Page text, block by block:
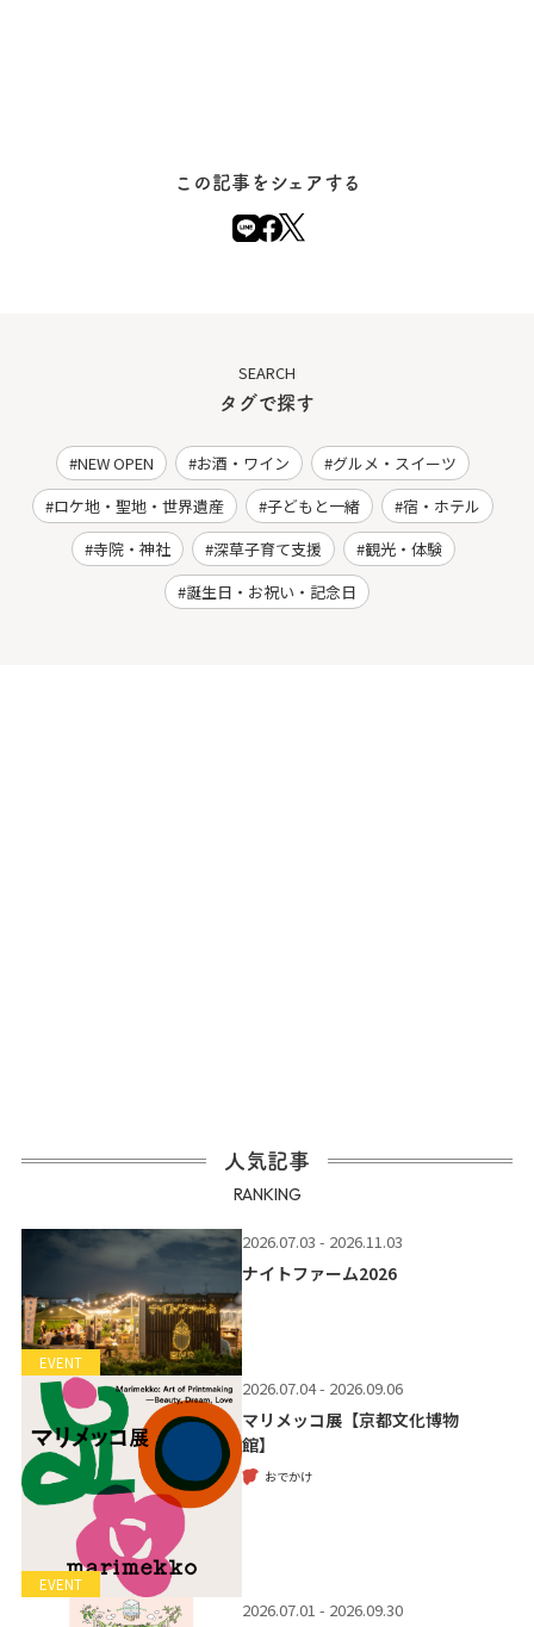
この記事をシェアする
SEARCH
タグで探す
NEW OPEN お酒・ワイン
グルメ・スイーツ
ロケ地・聖地・世界遺産
子どもと一緒
宿・ホテル
寺院・神社
深草子育て支援
観光・体験
誕生日・お祝い・記念日
人気記事
RANKING
EVENT
2026.07.03 - 2026.11.03
ナイトファーム2026
EVENT
2026.07.04 - 2026.09.06
マリメッコ展【京都文化博物
館】
おでかけ
2026.07.01 - 2026.09.30